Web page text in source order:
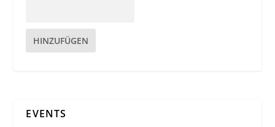
HINZUFÜGEN
EVENTS